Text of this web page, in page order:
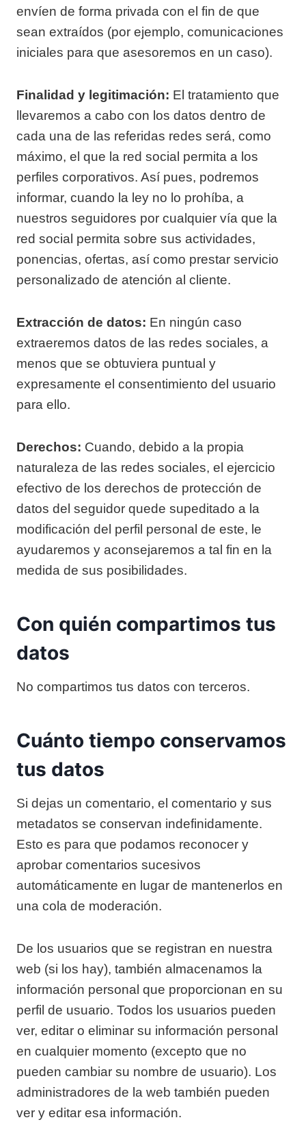
envíen de forma privada con el fin de que
sean extraídos (por ejemplo, comunicaciones
iniciales para que asesoremos en un caso).
Finalidad y legitimación: El tratamiento que
llevaremos a cabo con los datos dentro de
cada una de las referidas redes será, como
máximo, el que la red social permita a los
perfiles corporativos. Así pues, podremos
informar, cuando la ley no lo prohíba, a
nuestros seguidores por cualquier vía que la
red social permita sobre sus actividades,
ponencias, ofertas, así como prestar servicio
personalizado de atención al cliente.
Extracción de datos: En ningún caso
extraeremos datos de las redes sociales, a
menos que se obtuviera puntual y
expresamente el consentimiento del usuario
para ello.
Derechos: Cuando, debido a la propia
naturaleza de las redes sociales, el ejercicio
efectivo de los derechos de protección de
datos del seguidor quede supeditado a la
modificación del perfil personal de este, le
ayudaremos y aconsejaremos a tal fin en la
medida de sus posibilidades.
Con quién compartimos tus
datos
No compartimos tus datos con terceros.
Cuánto tiempo conservamos
tus datos
Si dejas un comentario, el comentario y sus
metadatos se conservan indefinidamente.
Esto es para que podamos reconocer y
aprobar comentarios sucesivos
automáticamente en lugar de mantenerlos en
una cola de moderación.
De los usuarios que se registran en nuestra
web (si los hay), también almacenamos la
información personal que proporcionan en su
perfil de usuario. Todos los usuarios pueden
ver, editar o eliminar su información personal
en cualquier momento (excepto que no
pueden cambiar su nombre de usuario). Los
administradores de la web también pueden
ver y editar esa información.